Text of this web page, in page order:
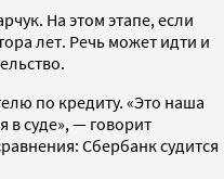
На этом этапе, если
лет. Речь может идти и
по кредиту. «Это наша
в суде», — говорит
Сбербанк судится